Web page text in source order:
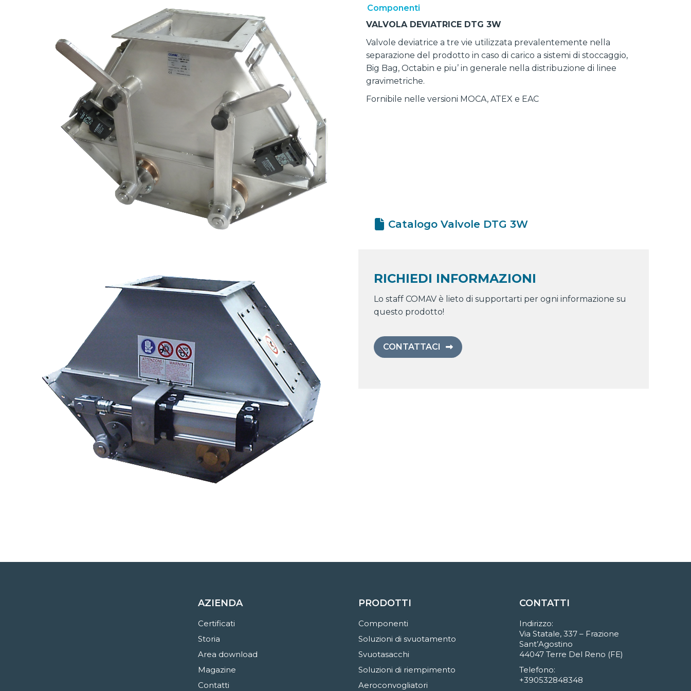
Componenti
VALVOLA DEVIATRICE DTG 3W
Valvole deviatrice a tre vie utilizzata prevalentemente nella
separazione del prodotto in caso di carico a sistemi di stoccaggio,
Big Bag, Octabin e piu’ in generale nella distribuzione di linee
gravimetriche.
Fornibile nelle versioni MOCA, ATEX e EAC
Catalogo Valvole DTG 3W
RICHIEDI INFORMAZIONI
Lo staff COMAV è lieto di supportarti per ogni informazione su
questo prodotto!
CONTATTACI
AZIENDA
Certificati
Storia
Area download
Magazine
Contatti
PRODOTTI
Componenti
Soluzioni di svuotamento
Svuotasacchi
Soluzioni di riempimento
Aeroconvogliatori
CONTATTI
Indirizzo:
Via Statale, 337 – Frazione
Sant’Agostino
44047 Terre Del Reno (FE)
Telefono:
+390532848348